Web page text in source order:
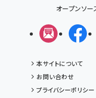
オープンソ
メルマガ
本サイトについて
お問い合わせ
プライバシーポリシー